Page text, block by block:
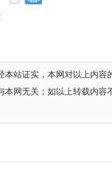
本站证实，本网对以上内
网无关；如以上转载内容